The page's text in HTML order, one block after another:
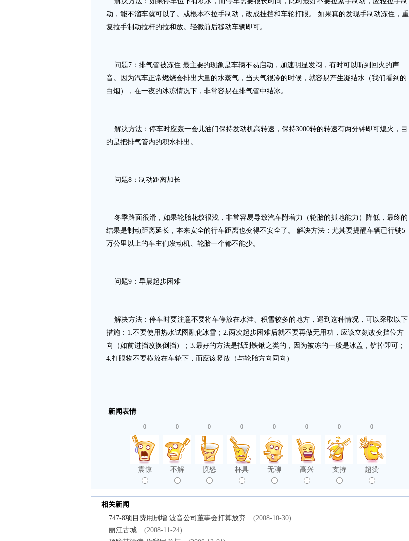
动，能不溜车就可以了。或根本不拉手制动，改成挂挡和车轮打眼。 如果真的发现手制动冻住，重
复拉手制动拉杆的拉和放。轻微前后移动车辆即可。
问题7：排气管被冻住 最主要的现象是车辆不易启动，加速明显发闷，有时可以听到回火的声
音。因为汽车正常燃烧会排出大量的水蒸气，当天气很冷的时候，就容易产生凝结水（我们看到的
白烟），在一夜的冰冻情况下，非常容易在排气管中结冰。
解决方法：停车时应轰一会儿油门保持发动机高转速，保持3000转的转速有两分钟即可熄火，目
的是把排气管内的积水排出。
问题8：制动距离加长
冬季路面很滑，如果轮胎花纹很浅，非常容易导致汽车附着力（轮胎的抓地能力）降低，最终的
结果是制动距离延长，本来安全的行车距离也变得不安全了。 解决方法：尤其要提醒车辆已行驶5
万公里以上的车主们发动机、轮胎一个都不能少。
问题9：早晨起步困难
解决方法：停车时要注意不要将车停放在水洼、积雪较多的地方，遇到这种情况，可以采取以下
措施：1.不要使用热水试图融化冰雪；2.两次起步困难后就不要再做无用功，应该立刻改变挡位方
向（如前进挡改换倒挡）；3.最好的方法是找到铁锹之类的，因为被冻的一般是冰盖，铲掉即可；
4.打眼物不要横放在车轮下，而应该竖放（与轮胎方向同向）
新闻表情
0
震惊
0
不解
0
愤怒
0
杯具
0
无聊
0
高兴
0
支持
0
超赞
相关新闻
· 747-8项目费用剧增 波音公司董事会打算放弃
(2008-10-30)
· 丽江古城
(2008-11-24)